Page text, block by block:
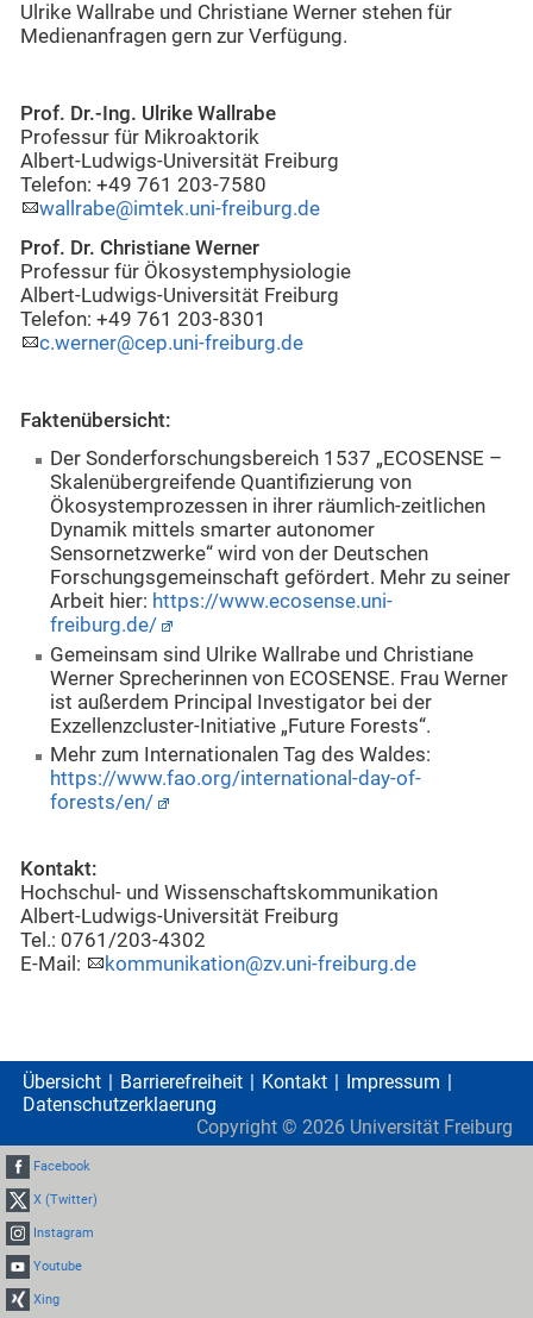
Ulrike Wallrabe und Christiane Werner stehen für
Medienanfragen gern zur Verfügung.
Prof. Dr.-Ing. Ulrike Wallrabe
Professur für Mikroaktorik
Albert-Ludwigs-Universität Freiburg
Telefon: +49 761 203-7580
wallrabe@imtek.uni-freiburg.de
Prof. Dr. Christiane Werner
Professur für Ökosystemphysiologie
Albert-Ludwigs-Universität Freiburg
Telefon: +49 761 203-8301
c.werner@cep.uni-freiburg.de
Faktenübersicht:
Der Sonderforschungsbereich 1537 „ECOSENSE –
Skalenübergreifende Quantifizierung von
Ökosystemprozessen in ihrer räumlich-zeitlichen
Dynamik mittels smarter autonomer
Sensornetzwerke“ wird von der Deutschen
Forschungsgemeinschaft gefördert. Mehr zu seiner
Arbeit hier: https://www.ecosense.uni-
freiburg.de/
Gemeinsam sind Ulrike Wallrabe und Christiane
Werner Sprecherinnen von ECOSENSE. Frau Werner
ist außerdem Principal Investigator bei der
Exzellenzcluster-Initiative „Future Forests“.
Mehr zum Internationalen Tag des Waldes:
https://www.fao.org/international-day-of-
forests/en/
Kontakt:
Hochschul- und Wissenschaftskommunikation
Albert-Ludwigs-Universität Freiburg
Tel.: 0761/203-4302
E-Mail:
kommunikation@zv.uni-freiburg.de
Übersicht Barrierefreiheit Kontakt
Impressum
Datenschutzerklaerung
Copyright © 2026 Universität Freiburg
Facebook
X (Twitter)
Instagram
Youtube
Xing